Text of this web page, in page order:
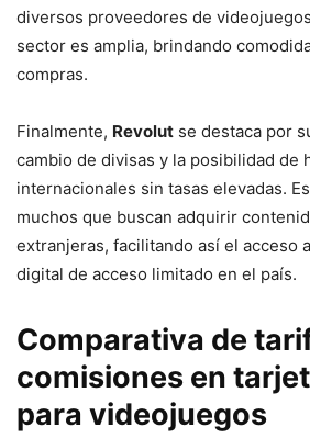
diversos proveedores de
sector es amplia, brindando
compras.
Finalmente, Revolut se destaca por
cambio de divisas y la posibilidad de
internacionales sin tasas elevadas.
muchos que buscan adquirir
extranjeras, facilitando así el acceso
digital de acceso limitado en el país.
Comparativa de
comisiones en
para videojuegos